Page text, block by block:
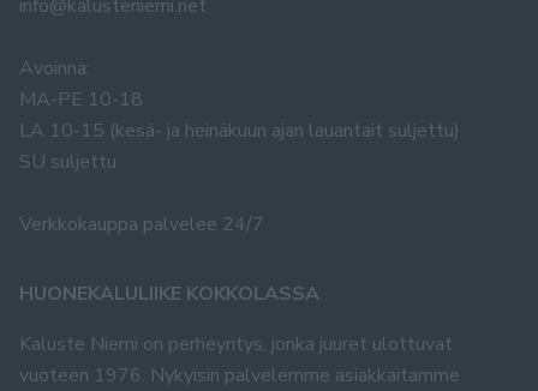
info@kalusteniemi.net
Avoinna:
MA-PE 10-18
LA 10-15 (kesä- ja heinäkuun ajan lauantait suljettu)
SU suljettu
Verkkokauppa palvelee 24/7
HUONEKALULIIKE KOKKOLASSA
Kaluste Niemi on perheyritys, jonka juuret ulottuvat
vuoteen 1976. Nykyisin palvelemme asiakkaitamme